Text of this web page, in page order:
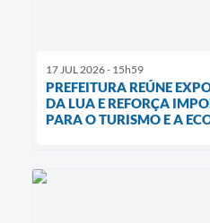
17 JUL 2026 - 15h59
PREFEITURA REÚNE
DA LUA E REFORÇA
PARA O TURISMO E A